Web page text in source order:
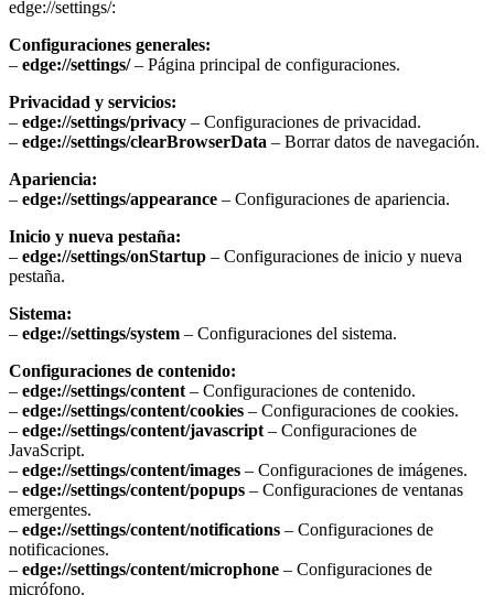
edge://settings/:
Configuraciones generales:
– edge://settings/– Página principal de configuraciones.
Privacidad y servicios:
– edge://settings/privacy – Configuraciones de privacidad.
– edge://settings/clearBrowserData – Borrar datos de navegación.
Apariencia:
– edge://settings/appearance – Configuraciones de apariencia.
Inicio y nueva pestaña:
– edge://settings/onStartup – Configuraciones de inicio y nueva
pestaña.
Sistema:
– edge://settings/system – Configuraciones del sistema.
Configuraciones de contenido:
– edge://settings/content – Configuraciones de contenido.
– edge://settings/content/cookies – Configuraciones de cookies.
– edge://settings/content/javascript – Configuraciones de
JavaScript.
– edge://settings/content/images – Configuraciones de imágenes.
– edge://settings/content/popups – Configuraciones de ventanas
emergentes.
– edge://settings/content/notifications – Configuraciones de
notificaciones.
– edge://settings/content/microphone – Configuraciones de
micrófono.